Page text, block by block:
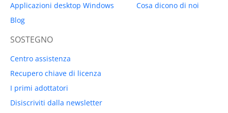
Applicazioni desktop Windows
Blog
Cosa dicono di noi
SOSTEGNO
Centro assistenza
Recupero chiave di licenza
I primi adottatori
Disiscriviti dalla newsletter